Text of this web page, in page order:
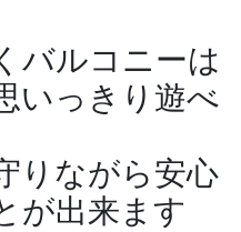
バルコニーは
いっきり遊べ
りながら安心
が出来ます